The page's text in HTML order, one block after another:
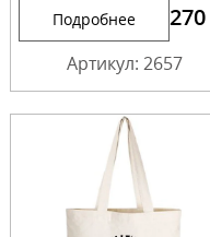
Подробнее 270
Артикул: 2657